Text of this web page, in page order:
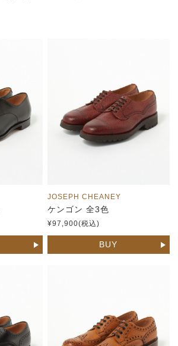
JOSEPH CHEANEY
ケンゴン 全3色
¥97,900(税込)
BUY